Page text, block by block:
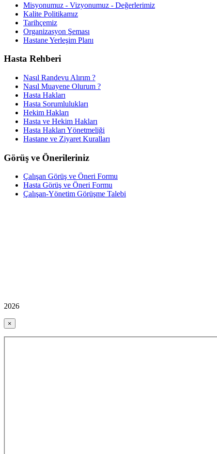
Misyonumuz - Vizyonumuz - Değerlerimiz
Kalite Politikamız
Tarihçemiz
Organizasyon Şeması
Hastane Yerleşim Planı
Hasta Rehberi
Nasıl Randevu Alırım ?
Nasıl Muayene Olurum ?
Hasta Hakları
Hasta Sorumlulukları
Hekim Hakları
Hasta ve Hekim Hakları
Hasta Hakları Yönetmeliği
Hastane ve Ziyaret Kuralları
Görüş ve Önerileriniz
Çalışan Görüş ve Öneri Formu
Hasta Görüş ve Öneri Formu
Çalışan-Yönetim Görüşme Talebi
2026
×